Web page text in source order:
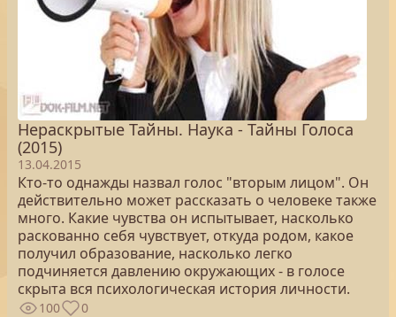
Нераскрытые Тайны. Наука - Тайны Голоса
(2015)
13.04.2015
Кто-то однажды назвал голос "вторым лицом". Он
действительно может рассказать о человеке также
много. Какие чувства он испытывает, насколько
раскованно себя чувствует, откуда родом, какое
получил образование, насколько легко
подчиняется давлению окружающих - в голосе
скрыта вся психологическая история личности.
100 0